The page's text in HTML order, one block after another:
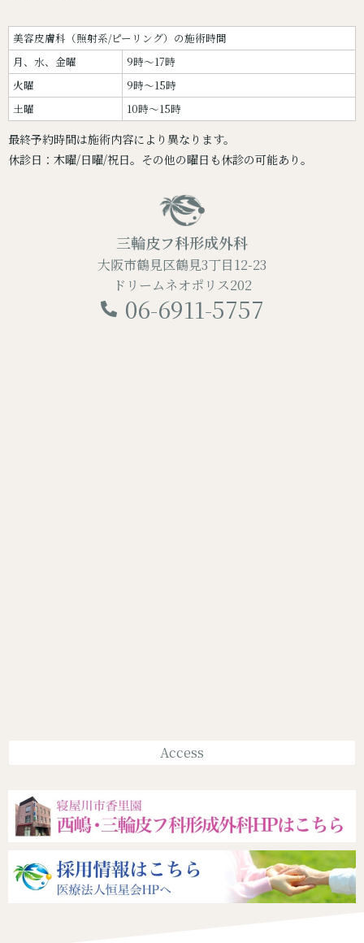
美容皮膚科（照射系/ピーリング）の施術時間
月、水、金曜
9時～17時
火曜
9時～15時
土曜
10時～15時
最終予約時間は施術内容により異なります。
休診日：木曜/日曜/祝日。その他の曜日も休診の可能あり。
三輪皮フ科形成外科
大阪市鶴見区鶴見3丁目12-23
ドリームネオポリス202
06-6911-5757
Access